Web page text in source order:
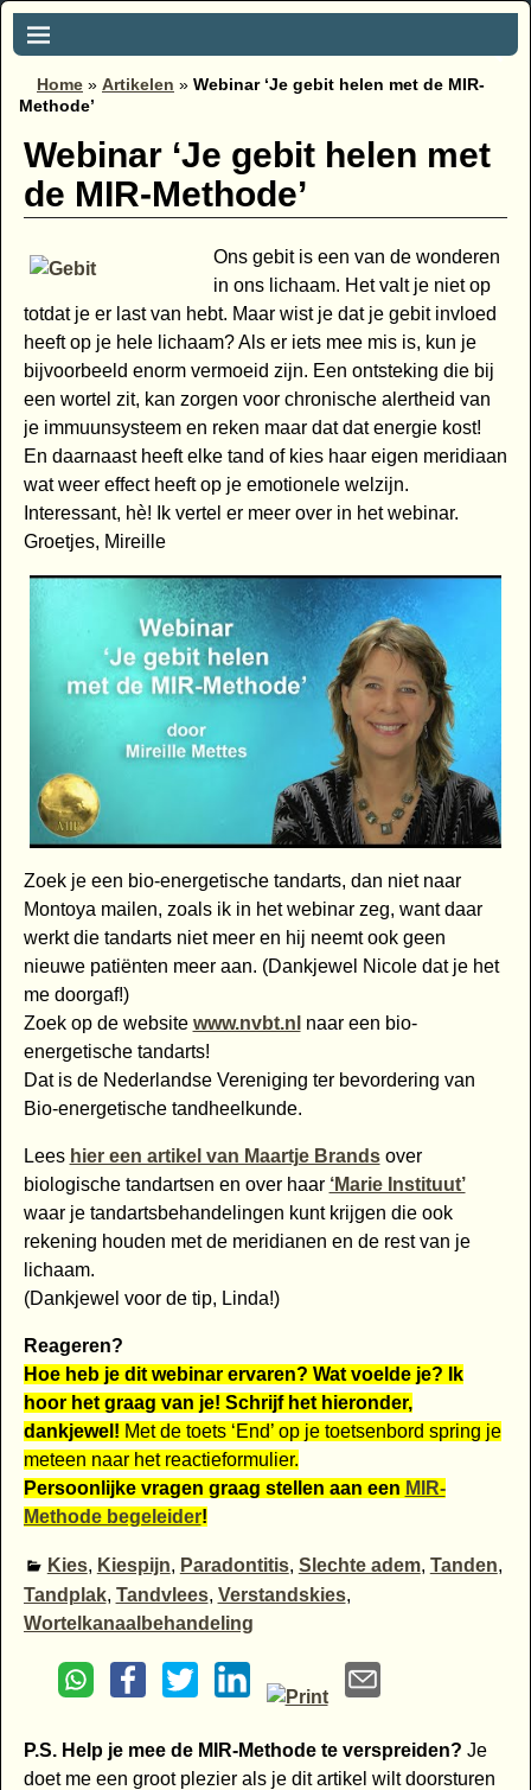
Home » Artikelen » Webinar ‘Je gebit helen met de MIR-
Methode’
Webinar ‘Je gebit helen met
de MIR-Methode’
Ons gebit is een van de wonderen
in ons lichaam. Het valt je niet op
totdat je er last van hebt. Maar wist je dat je gebit invloed
heeft op je hele lichaam? Als er iets mee mis is, kun je
bijvoorbeeld enorm vermoeid zijn. Een ontsteking die bij
een wortel zit, kan zorgen voor chronische alertheid van
je immuunsysteem en reken maar dat dat energie kost!
En daarnaast heeft elke tand of kies haar eigen meridiaan
wat weer effect heeft op je emotionele welzijn.
Interessant, hè! Ik vertel er meer over in het webinar.
Groetjes, Mireille
Zoek je een bio-energetische tandarts, dan niet naar
Montoya mailen, zoals ik in het webinar zeg, want daar
werkt die tandarts niet meer en hij neemt ook geen
nieuwe patiënten meer aan. (Dankjewel Nicole dat je het
me doorgaf!)
Zoek op de website www.nvbt.nl naar een bio-
energetische tandarts!
Dat is de Nederlandse Vereniging ter bevordering van
Bio-energetische tandheelkunde.
Lees hier een artikel van Maartje Brandsover
biologische tandartsen en over haar ‘Marie Instituut’
waar je tandartsbehandelingen kunt krijgen die ook
rekening houden met de meridianen en de rest van je
lichaam.
(Dankjewel voor de tip, Linda!)
Reageren?
Hoe heb je dit webinar ervaren? Wat voelde je? Ik
hoor het graag van je! Schrijf het hieronder,
dankjewel! Met de toets ‘End’ op je toetsenbord spring je
meteen naar het reactieformulier.
Persoonlijke vragen graag stellen aan een MIR-
Methode begeleider!
Kies, Kiespijn, Paradontitis, Slechte adem, Tanden,
Tandplak, Tandvlees, Verstandskies,
Wortelkanaalbehandeling
P.S. Help je mee de MIR-Methode te verspreiden? Je
doet me een groot plezier als je dit artikel wilt doorsturen